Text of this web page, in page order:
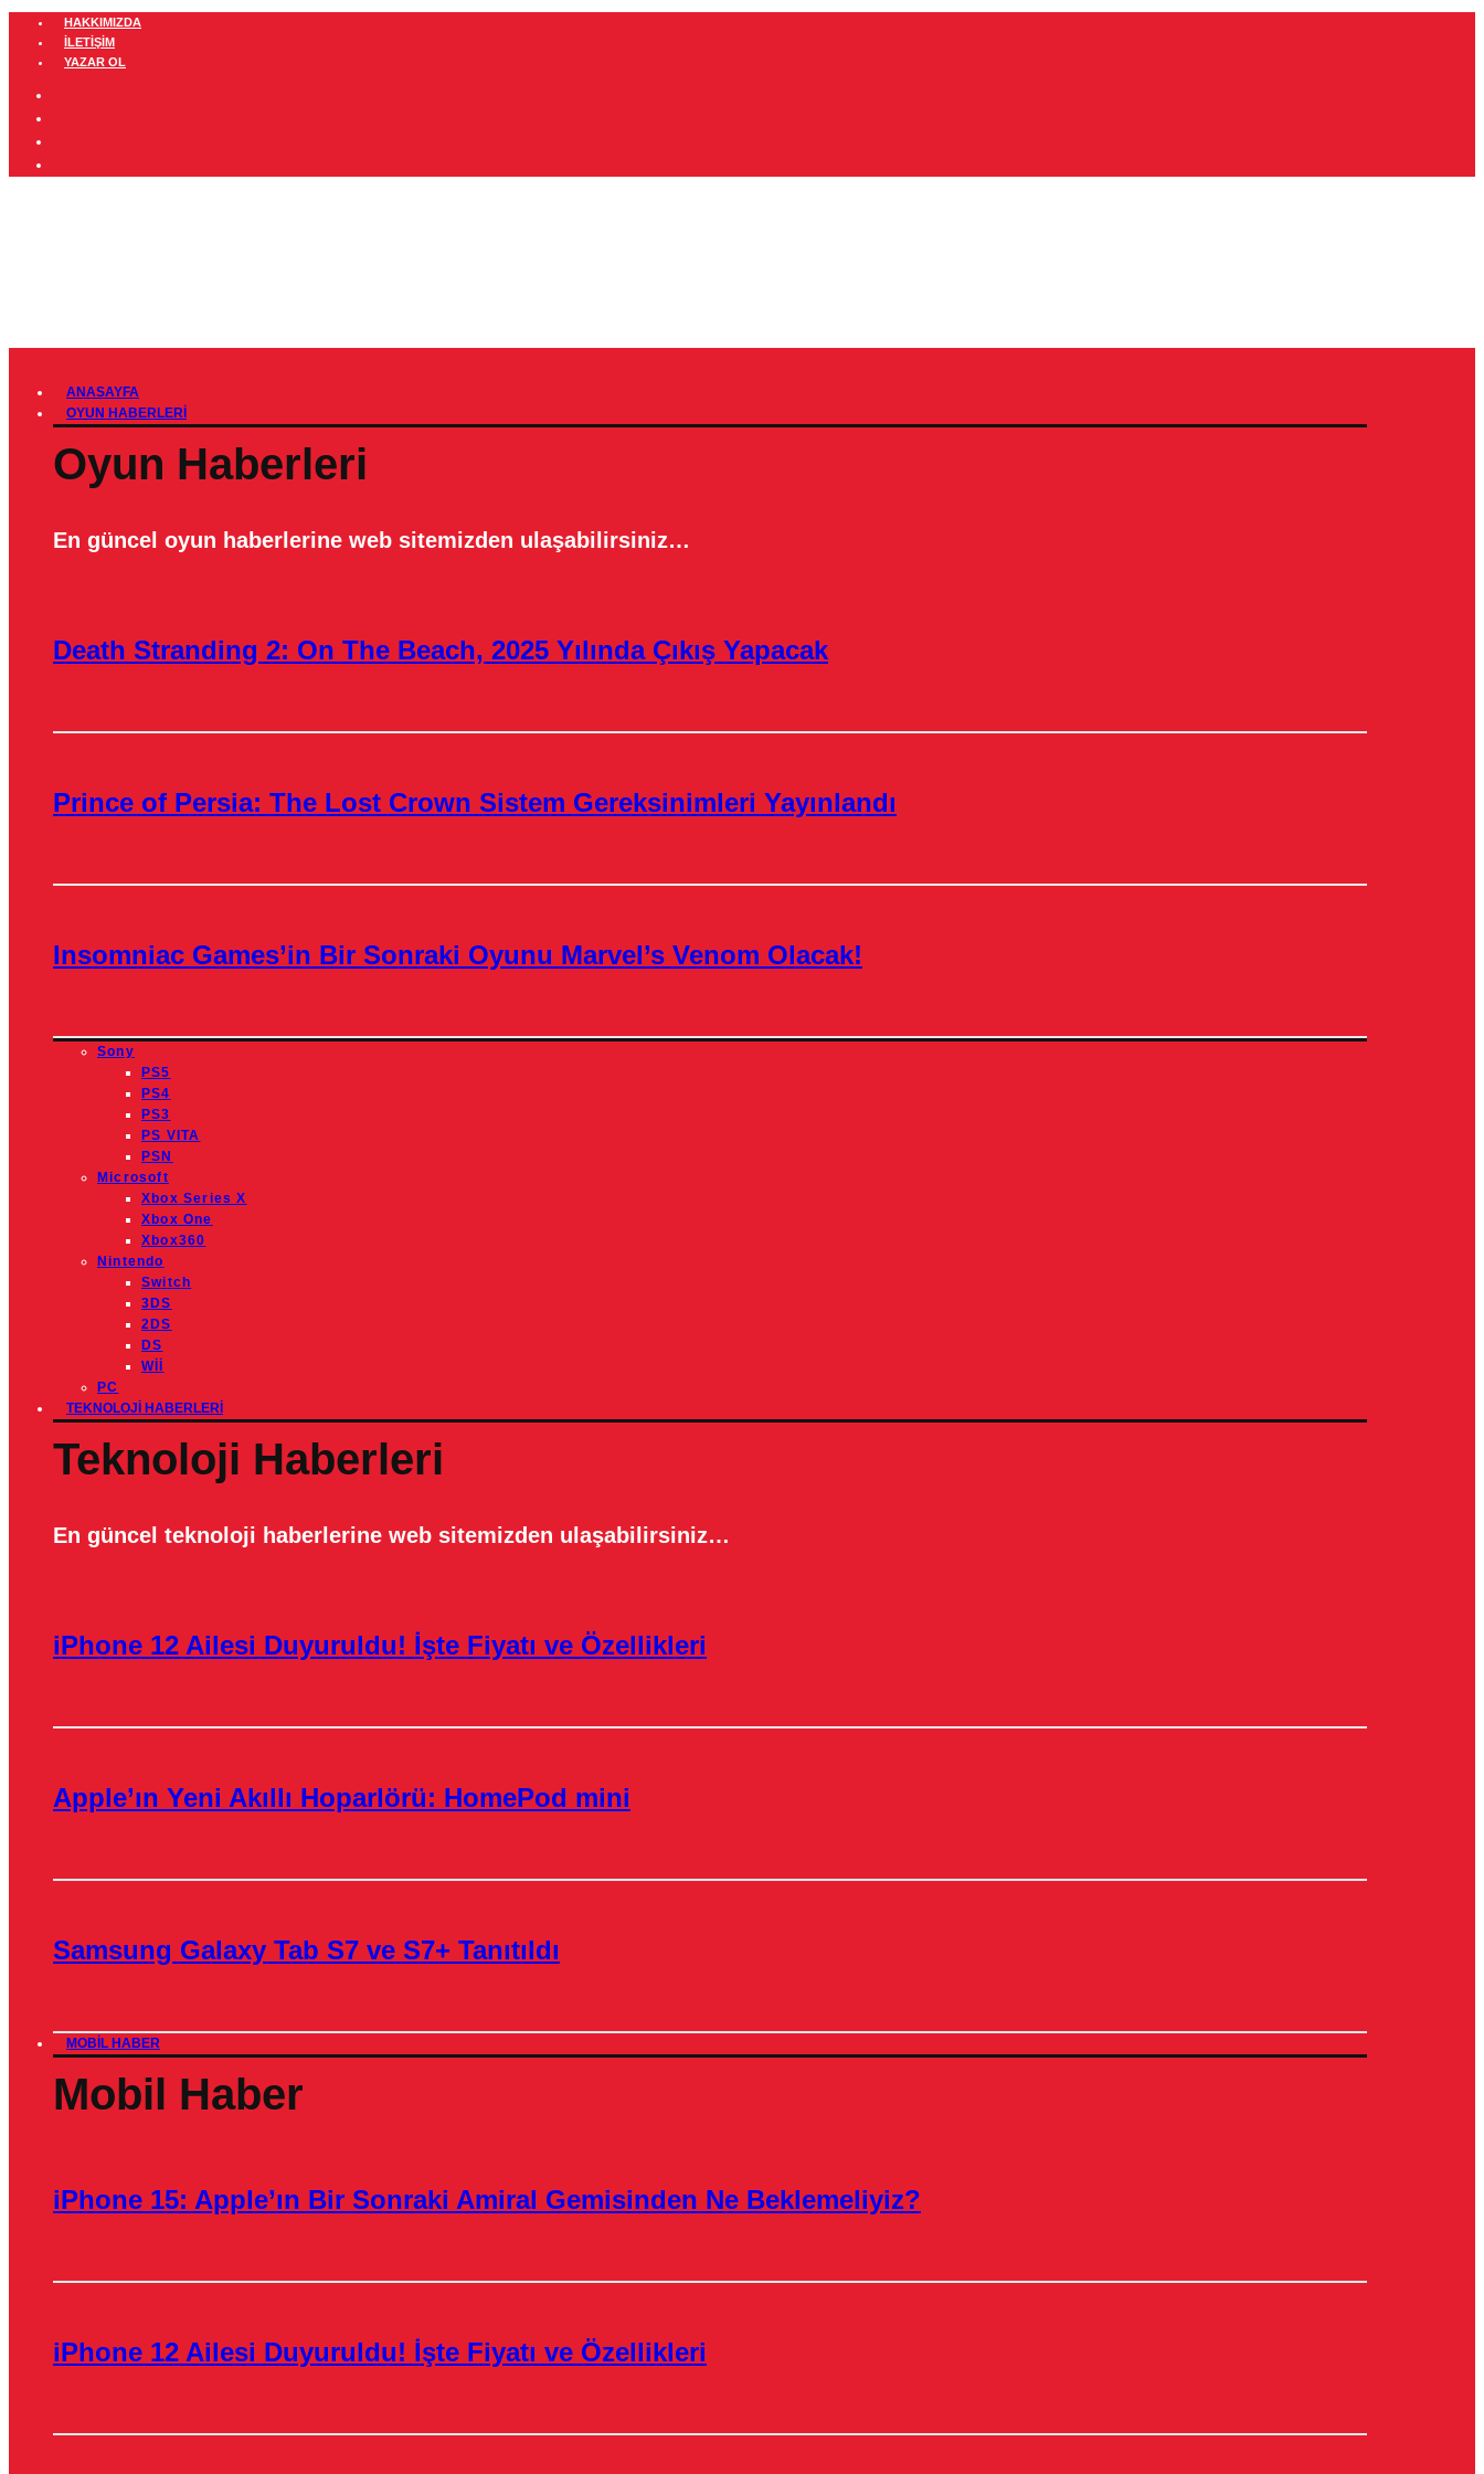
HAKKIMIZDA
İLETIŞIM
YAZAR OL
ANASAYFA
OYUN HABERLERI
Oyun Haberleri
En güncel oyun haberlerine web sitemizden ulaşabilirsiniz…
Death Stranding 2: On The Beach, 2025 Yılında Çıkış Yapacak
Prince of Persia: The Lost Crown Sistem Gereksinimleri Yayınlandı
Insomniac Games’in Bir Sonraki Oyunu Marvel’s Venom Olacak!
Sony
PS5
PS4
PS3
PS VITA
PSN
Microsoft
Xbox Series X
Xbox One
Xbox360
Nintendo
Switch
3DS
2DS
DS
Wİİ
PC
TEKNOLOJI HABERLERI
Teknoloji Haberleri
En güncel teknoloji haberlerine web sitemizden ulaşabilirsiniz…
iPhone 12 Ailesi Duyuruldu! İşte Fiyatı ve Özellikleri
Apple’ın Yeni Akıllı Hoparlörü: HomePod mini
Samsung Galaxy Tab S7 ve S7+ Tanıtıldı
MOBIL HABER
Mobil Haber
iPhone 15: Apple’ın Bir Sonraki Amiral Gemisinden Ne Beklemeliyiz?
iPhone 12 Ailesi Duyuruldu! İşte Fiyatı ve Özellikleri